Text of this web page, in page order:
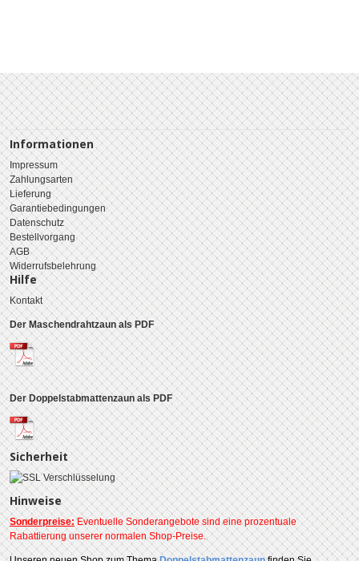
Informationen
Impressum
Zahlungsarten
Lieferung
Garantiebedingungen
Datenschutz
Bestellvorgang
AGB
Widerrufsbelehrung
Hilfe
Kontakt
Der Maschendrahtzaun als PDF
Der Doppelstabmattenzaun als PDF
Sicherheit
Hinweise
Sonderpreise:Eventuelle Sonderangebote sind eine prozentuale
Rabattierung unserer normalen Shop-Preise.